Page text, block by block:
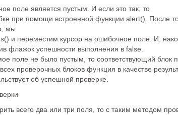
поле является пустым. И если это так, то
при помощи встроенной функции alert(). После
мы
и переместим курсор на ошибочное поле. И,
флажок успешности выполнения в false.
поле не было пустым, то соответствующий блок
проверочных блоков функция в качестве
об успешной проверке.
всего два или три поля, то с таким методом